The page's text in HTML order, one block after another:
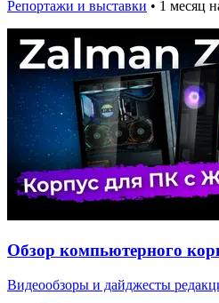
Репортажи и выставки • 1 месяц
Обзор компьютерного
Видеообзоры и дайджесты